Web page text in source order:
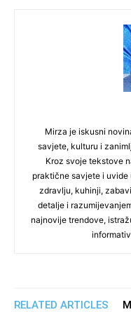
Mirza je iskusni
savjete, kulturu i
Kroz svoje tekstove
praktične savjete i uvide
zdravlju, kuhinji,
detalje i
najnovije trendove,
RELATED ARTICLES